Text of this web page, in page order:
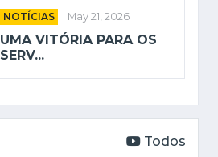
NOTÍCIAS May 21, 2026
UMA VITÓRIA PARA OS
SERV...
Todos